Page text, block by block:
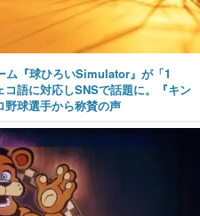
ム『球ひろいSimulator』が「1
語に対応しSNSで話題に。『キン
野球選手から称賛の声